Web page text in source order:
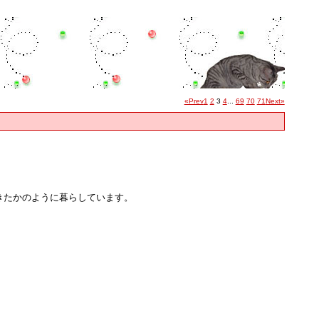
«Prev1 2 3 4... 69 70 71Next»
かのように暮らしています。